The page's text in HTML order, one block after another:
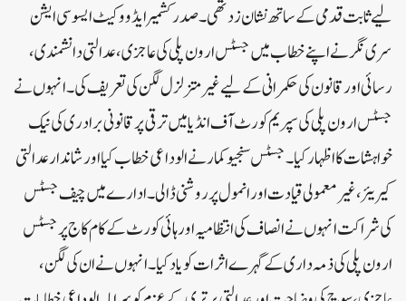
لیے ثابت قدمی کے ساتھ نشان زد تھی۔صدر کشمیر ایڈووکیٹ ایسوسی ایشن
سری نگر نے اپنے خطاب میں جسٹس ارون پلی کی عاجزی، عدالتی دانشمندی،
رسائی اور قانون کی حکمرانی کے لیے غیر متزلزل لگن کی تعریف کی۔ انہوں نے
جسٹس ارون پلی کی سپریم کورٹ آف انڈیا میں ترقی پر قانونی برادری کی نیک
خواہشات کا اظہار کیا۔جسٹس سنجیو کمار نے الوداعی خطاب کیا اور شاندار عدالتی
کیریئر، غیر معمولی قیادت اور انمول پر روشنی ڈالی۔ادارے میں چیف جسٹس
کی شراکت انہوں نے انصاف کی انتظامیہ اور ہائی کورٹ کے کام کاج پر جسٹس
ارون پلی کی ذمہ داری کے گہرے اثرات کو یاد کیا۔ انہوں نے ان کی لگن،